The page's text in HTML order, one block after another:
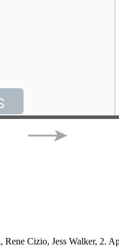
Cizio, Jess Walker, 2.